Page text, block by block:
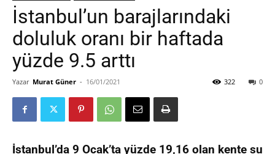
İstanbul’un barajlarındaki
doluluk oranı bir haftada
yüzde 9.5 arttı
Yazar Murat Güner - 16/01/2021 0
322
İstanbul’da 9 Ocak’ta yüzde 19,16 olan kente su